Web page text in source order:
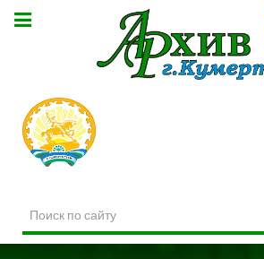
по
сайту